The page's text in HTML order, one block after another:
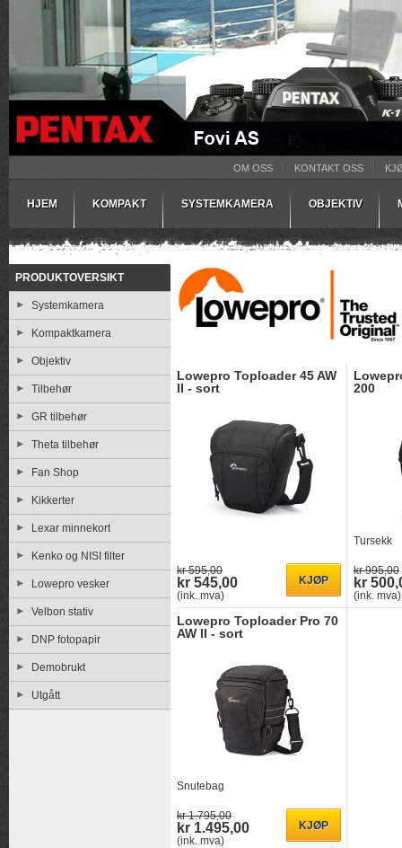
OM OSS KONTAKT OSS
HJEM KOMPAKT SYSTEMKAMERA OBJEKTIV
PRODUKTOVERSIKT
Systemkamera
Kompaktkamera
Objektiv
Tilbehør
GR tilbehør
Theta tilbehør
Fan Shop
Kikkerter
Lexar minnekort
Kenko og NISI filter
Lowepro vesker
Velbon stativ
DNP fotopapir
Demobrukt
Utgått
Lowepro Toploader 45 AW
II - sort
kr 595,00
kr 545,00
(ink. mva)
200
Tursekk
kr 995,00
kr
(ink. mva)
Lowepro Toploader Pro 70
AW II - sort
Snutebag
kr 1.795,00
kr 1.495,00
(ink. mva)